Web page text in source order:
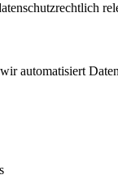
automatisiert